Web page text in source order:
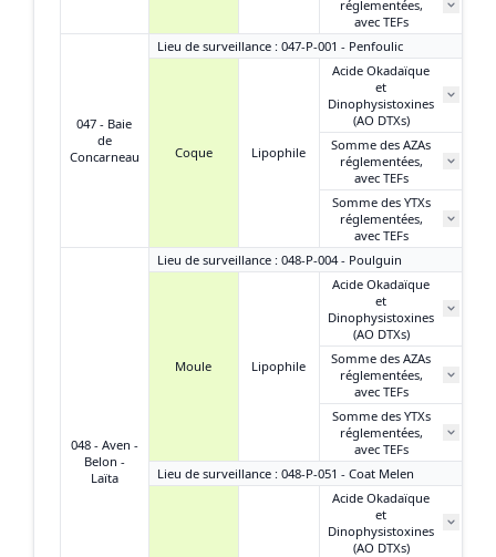
réglementées,
avec TEFs
047 - Baie
de
Concarneau
Lieu de surveillance : 047-P-001 - Penfoulic
Coque Lipophile
Acide Okadaïque
et
Dinophysistoxines
(AO DTXs)
Somme des AZAs
réglementées,
avec TEFs
Somme des YTXs
réglementées,
avec TEFs
048 - Aven -
Belon -
Laïta
Lieu de surveillance : 048-P-004 - Poulguin
Moule Lipophile
Acide Okadaïque
et
Dinophysistoxines
(AO DTXs)
Somme des AZAs
réglementées,
avec TEFs
Somme des YTXs
réglementées,
avec TEFs
Lieu de surveillance : 048-P-051 - Coat Melen
Acide Okadaïque
et
Dinophysistoxines
(AO DTXs)